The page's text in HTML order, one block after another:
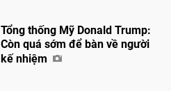
Tổng thống Mỹ Donald Trump:
Còn quá sớm để bàn về người
kế nhiệm